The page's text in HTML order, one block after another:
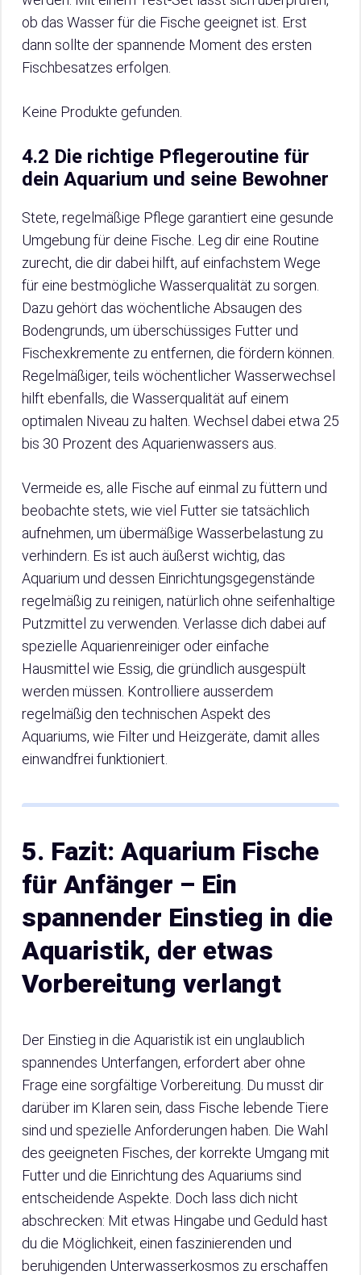
ob das Wasser für die Fische geeignet ist. Erst
dann sollte der spannende Moment des ersten
Fischbesatzes erfolgen.
Keine Produkte gefunden.
4.2 Die richtige Pflegeroutine für
dein Aquarium und seine Bewohner
Stete, regelmäßige Pflege garantiert eine gesunde
Umgebung für deine Fische. Leg dir eine Routine
zurecht, die dir dabei hilft, auf einfachstem Wege
für eine bestmögliche Wasserqualität zu sorgen.
Dazu gehört das wöchentliche Absaugen des
Bodengrunds, um überschüssiges Futter und
Fischexkremente zu entfernen, die fördern können.
Regelmäßiger, teils wöchentlicher Wasserwechsel
hilft ebenfalls, die Wasserqualität auf einem
optimalen Niveau zu halten. Wechsel dabei etwa 25
bis 30 Prozent des Aquarienwassers aus.
Vermeide es, alle Fische auf einmal zu füttern und
beobachte stets, wie viel Futter sie tatsächlich
aufnehmen, um übermäßige Wasserbelastung zu
verhindern. Es ist auch äußerst wichtig, das
Aquarium und dessen Einrichtungsgegenstände
regelmäßig zu reinigen, natürlich ohne seifenhaltige
Putzmittel zu verwenden. Verlasse dich dabei auf
spezielle Aquarienreiniger oder einfache
Hausmittel wie Essig, die gründlich ausgespült
werden müssen. Kontrolliere ausserdem
regelmäßig den technischen Aspekt des
Aquariums, wie Filter und Heizgeräte, damit alles
einwandfrei funktioniert.
5. Fazit: Aquarium Fische
für Anfänger – Ein
spannender Einstieg in die
Aquaristik, der etwas
Vorbereitung verlangt
Der Einstieg in die Aquaristik ist ein unglaublich
spannendes Unterfangen, erfordert aber ohne
Frage eine sorgfältige Vorbereitung. Du musst dir
darüber im Klaren sein, dass Fische lebende Tiere
sind und spezielle Anforderungen haben. Die Wahl
des geeigneten Fisches, der korrekte Umgang mit
Futter und die Einrichtung des Aquariums sind
entscheidende Aspekte. Doch lass dich nicht
abschrecken: Mit etwas Hingabe und Geduld hast
du die Möglichkeit, einen faszinierenden und
beruhigenden Unterwasserkosmos zu erschaffen